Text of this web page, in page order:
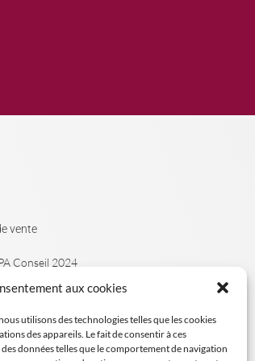
aux cookies
utilisons des technologies telles que les cookies
des appareils. Le fait de consentir à ces
données telles que le comportement de navigation
vente
Conseil 2024